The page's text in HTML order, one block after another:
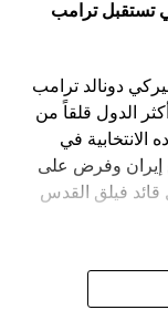
مع إيران. وهي
الملف النووي
تستقبل ترامب
دونالد ترامب
الدول قلقاً من
في
إيران وفرض على
قائد فيلق القدس